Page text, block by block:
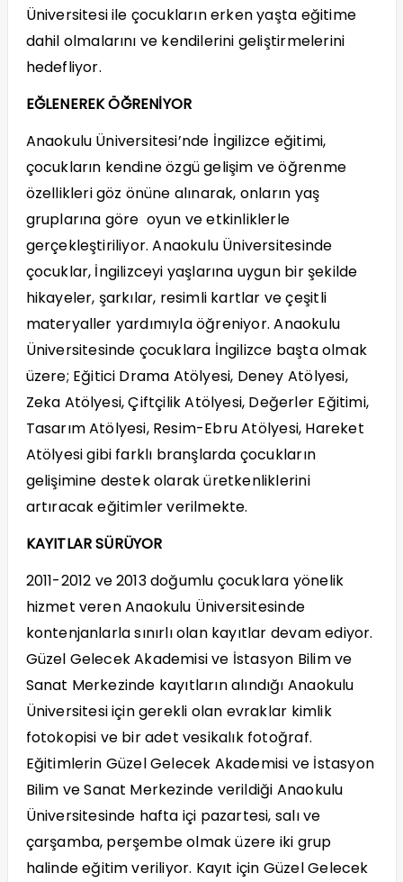
Üniversitesi ile çocukların erken yaşta eğitime
dahil olmalarını ve kendilerini geliştirmelerini
hedefliyor.
EĞLENEREK ÖĞRENİYOR
Anaokulu Üniversitesi’nde İngilizce eğitimi,
çocukların kendine özgü gelişim ve öğrenme
özellikleri göz önüne alınarak, onların yaş
gruplarına göre oyun ve etkinliklerle
gerçekleştiriliyor. Anaokulu Üniversitesinde
çocuklar, İngilizceyi yaşlarına uygun bir şekilde
hikayeler, şarkılar, resimli kartlar ve çeşitli
materyaller yardımıyla öğreniyor. Anaokulu
Üniversitesinde çocuklara İngilizce başta olmak
üzere; Eğitici Drama Atölyesi, Deney Atölyesi,
Zeka Atölyesi, Çiftçilik Atölyesi, Değerler Eğitimi,
Tasarım Atölyesi, Resim-Ebru Atölyesi, Hareket
Atölyesi gibi farklı branşlarda çocukların
gelişimine destek olarak üretkenliklerini
artıracak eğitimler verilmekte.
KAYITLAR SÜRÜYOR
2011-2012 ve 2013 doğumlu çocuklara yönelik
hizmet veren Anaokulu Üniversitesinde
kontenjanlarla sınırlı olan kayıtlar devam ediyor.
Güzel Gelecek Akademisi ve İstasyon Bilim ve
Sanat Merkezinde kayıtların alındığı Anaokulu
Üniversitesi için gerekli olan evraklar kimlik
fotokopisi ve bir adet vesikalık fotoğraf.
Eğitimlerin Güzel Gelecek Akademisi ve İstasyon
Bilim ve Sanat Merkezinde verildiği Anaokulu
Üniversitesinde hafta içi pazartesi, salı ve
çarşamba, perşembe olmak üzere iki grup
halinde eğitim veriliyor. Kayıt için Güzel Gelecek